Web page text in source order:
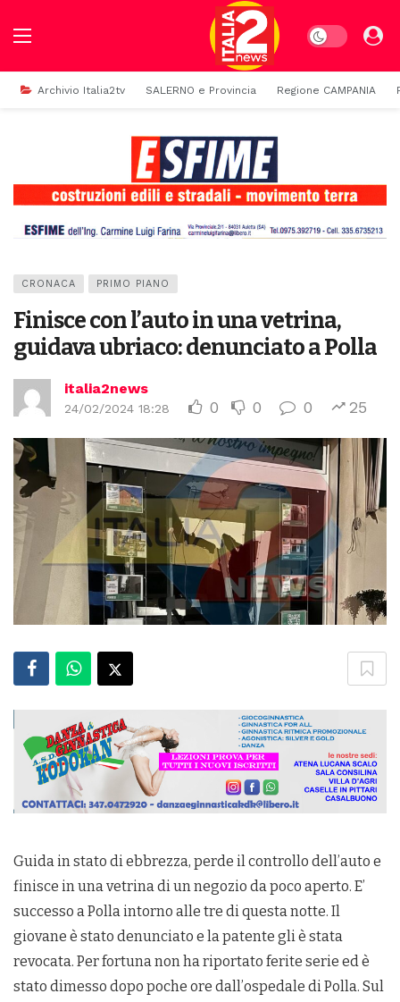
Dark mode
Archivio Italia2tv SALERNO e Provincia Regione CAMPANIA
CRONACA PRIMO PIANO
Finisce con l’auto in una vetrina,
guidava ubriaco: denunciato a Polla
italia2news
24/02/2024 18:28 0 0 0 25
Guida in stato di ebbrezza, perde il controllo dell’auto e
finisce in una vetrina di un negozio da poco aperto. E’
successo a Polla intorno alle tre di questa notte. Il
giovane è stato denunciato e la patente gli è stata
revocata. Per fortuna non ha riportato ferite serie ed è
stato dimesso dopo poche ore dall’ospedale di Polla. Sul